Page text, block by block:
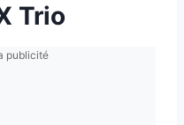
Trio
publicité